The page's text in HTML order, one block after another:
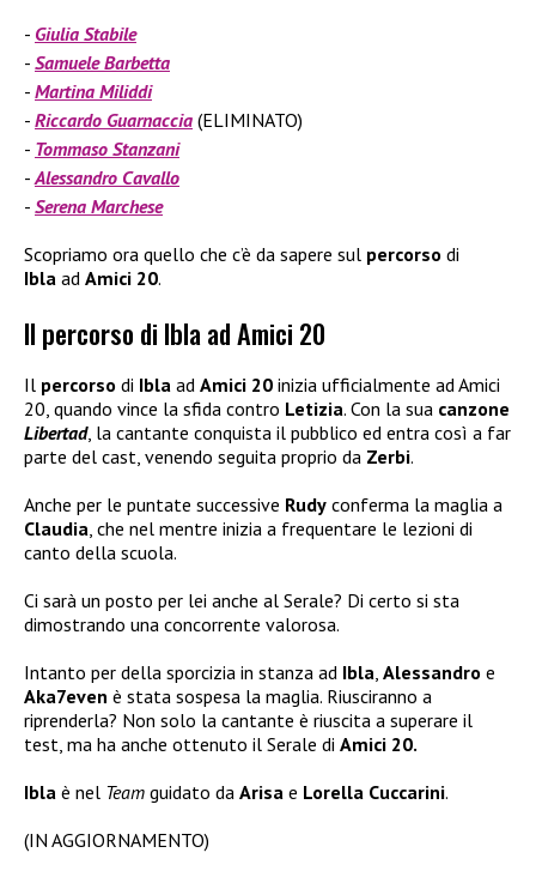
Giulia Stabile
Samuele Barbetta
Martina Miliddi
Riccardo Guarnaccia (ELIMINATO)
Tommaso Stanzani
Alessandro Cavallo
Serena Marchese
Scopriamo ora quello che c’è da sapere sul percorso di
Ibla ad Amici 20.
Il percorso di Ibla ad Amici 20
Il percorso di Ibla ad Amici 20 inizia ufficialmente ad Amici
20, quando vince la sfida contro Letizia. Con la sua canzone
Libertad, la cantante conquista il pubblico ed entra così a far
parte del cast, venendo seguita proprio da Zerbi.
Anche per le puntate successive Rudy conferma la maglia a
Claudia , che nel mentre inizia a frequentare le lezioni di
canto della scuola.
Ci sarà un posto per lei anche al Serale? Di certo si sta
dimostrando una concorrente valorosa.
Intanto per della sporcizia in stanza ad Ibla Alessandro e
Aka7even è stata sospesa la maglia. Riusciranno a
riprenderla? Non solo la cantante è riuscita a superare il
test, ma ha anche ottenuto il Serale di Amici 20.
Ibla è nel Team guidato da Arisa e Lorella Cuccarini.
(IN AGGIORNAMENTO)